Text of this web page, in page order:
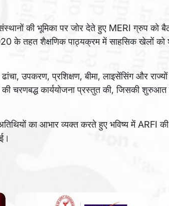
संस्थानों की भूमिका पर जोर देते हुए MERI ग्रुप
के तहत शैक्षणिक पाठ्यक्रम में साहसिक खेलों
ढांचा, उपकरण, प्रशिक्षण, बीमा, लाइसेंसिंग और
चरणबद्ध कार्ययोजना प्रस्तुत की, जिसकी
का आभार व्यक्त करते हुए भविष्य में ARFI की